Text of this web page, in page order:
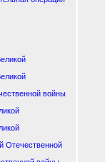
войны
Отечественной